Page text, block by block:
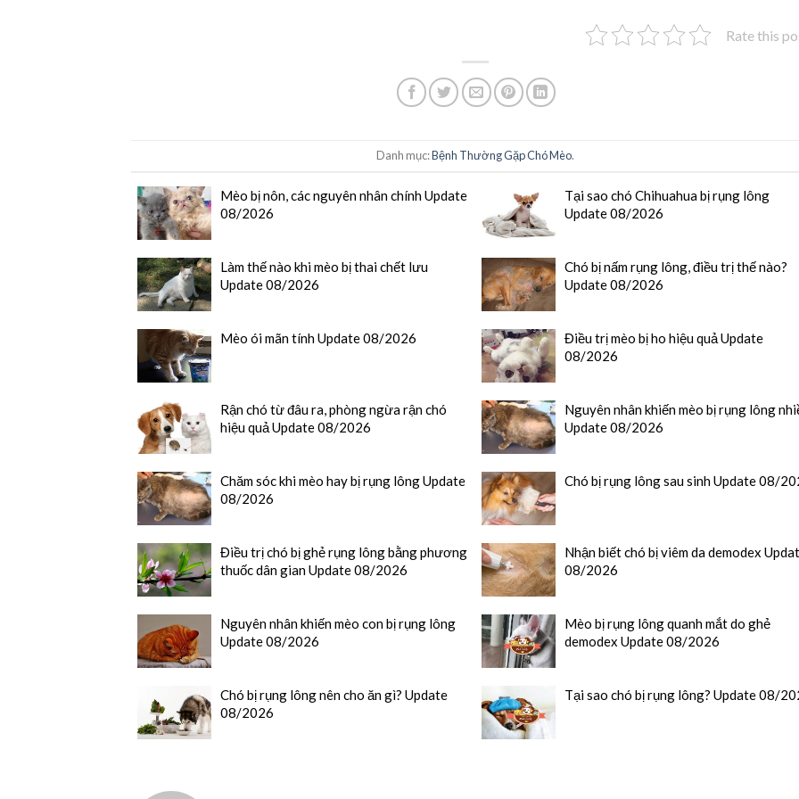
Rate this
Danh mục:Bệnh Thường Gặp Chó Mèo.
Mèo bị nôn, các nguyên nhân chính Update
08/2026
Tại sao chó Chihuahua bị rụng lông
Update 08/2026
Làm thế nào khi mèo bị thai chết lưu
Update 08/2026
Chó bị nấm rụng lông, điều trị thế nào?
Update 08/2026
Mèo ói mãn tính Update 08/2026
Điều trị mèo bị ho hiệu quả Update
08/2026
Rận chó từ đâu ra, phòng ngừa rận chó
hiệu quả Update 08/2026
Nguyên nhân khiến mèo bị rụng lông
Update 08/2026
Chăm sóc khi mèo hay bị rụng lông Update
08/2026
Chó bị rụng lông sau sinh Update 08/
Điều trị chó bị ghẻ rụng lông bằng phương
thuốc dân gian Update 08/2026
Nhận biết chó bị viêm da demodex
08/2026
Nguyên nhân khiến mèo con bị rụng lông
Update 08/2026
Mèo bị rụng lông quanh mắt do ghẻ
demodex Update 08/2026
Chó bị rụng lông nên cho ăn gì? Update
08/2026
Tại sao chó bị rụng lông? Update 08/